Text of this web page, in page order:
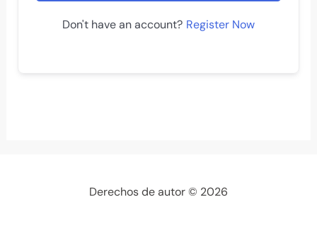
Don't have an account? Register Now
Derechos de autor © 2026